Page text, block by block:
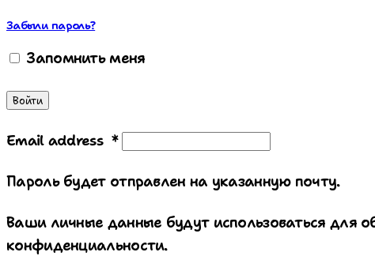
Забыли пароль?
Запомнить меня
Войти
Email address *
Пароль будет отправлен на указанную почту.
Ваши личные данные будут использоваться для
конфиденциальности.